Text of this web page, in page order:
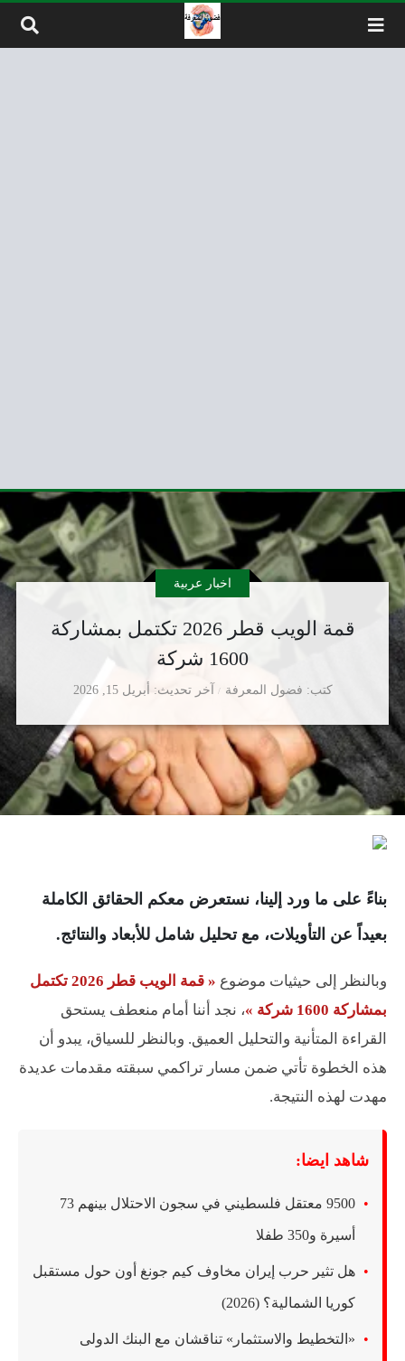
قمة الويب قطر 2026 تكتمل بمشاركة
1600 شركة
كتب فضول المعرفة
اخبار عربية
آخر تحديث أبريل 15, 2026
بناءً على ما ورد إلينا، نستعرض معكم الحقائق الكاملة
بعيداً عن التأويلات، مع تحليل شامل للأبعاد والنتائج.
وبالنظر إلى حيثيات موضوع
« قمة الويب قطر 2026 تكتمل
بمشاركة 1600 شركة »
، نجد أننا أمام منعطف يستحق
القراءة المتأنية والتحليل العميق. وبالنظر للسياق، يبدو أن
هذه الخطوة تأتي ضمن مسار تراكمي سبقته مقدمات عديدة
مهدت لهذه النتيجة.
شاهد ايضا:
9500 معتقل فلسطيني في سجون الاحتلال بينهم 73
أسيرة و350 طفلا
هل تثير حرب إيران مخاوف كيم جونغ أون حول مستقبل
كوريا الشمالية؟ (2026)
«التخطيط والاستثمار» تناقشان مع البنك الدولى